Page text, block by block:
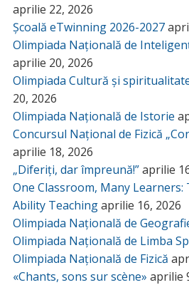
aprilie 22, 2026
Școală eTwinning 2026-2027
Olimpiada Națională de
aprilie 20, 2026
Olimpiada Cultură și
20, 2026
Olimpiada Națională de Istorie
Concursul Național de Fizică
aprilie 18, 2026
„Diferiți, dar împreună!”aprilie
One Classroom, Many
Ability Teachingaprilie 16, 2026
Olimpiada Națională de
Olimpiada Națională de Limba
Olimpiada Națională de Fizică
«Chants, sons sur scène» aprilie